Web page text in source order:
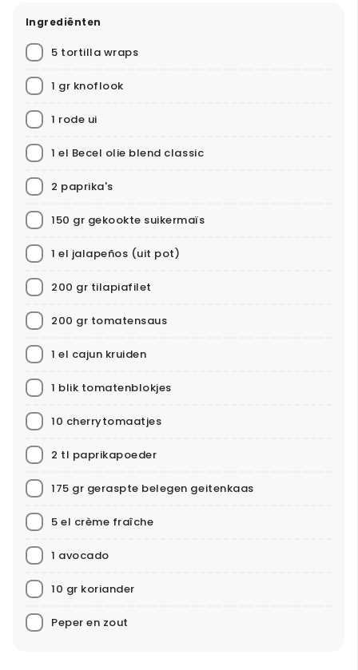
Ingrediënten
5 tortilla wraps
1 gr knoflook
1 rode ui
1 el Becel olie blend classic
2 paprika's
150 gr gekookte suikermaïs
1 el jalapeños (uit pot)
200 gr tilapiafilet
200 gr tomatensaus
1 el cajun kruiden
1 blik tomatenblokjes
10 cherrytomaatjes
2 tl paprikapoeder
175 gr geraspte belegen geitenkaas
5 el crème fraîche
1 avocado
10 gr koriander
Peper en zout